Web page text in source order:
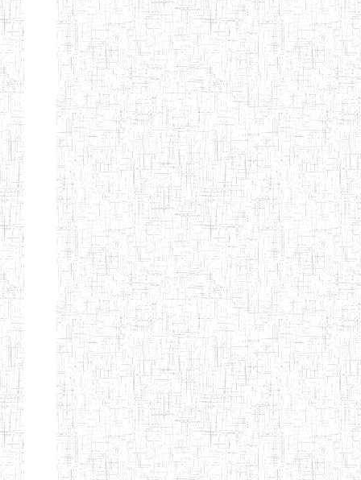
COLLEGE
"K.T.T.C NDOP"
ENIEG PRIVEE
BILINGUE
LAIQUE LES
PERFORMANCES
PEDAGOGIQUES
01/09/2015 ENIEG
ENIEG DU HAUT
NKAM
12/08/2013 ENIEG
ENIEG BILINGUE
DE L'IPEP DE
BANDJOUN
05/09/2003 ENIEG
ENIEG PRIVEE
NANFAH
07/09/2012 ENIEG
ENPIEG TERESA
JANE
14/03/2014 ENIEG